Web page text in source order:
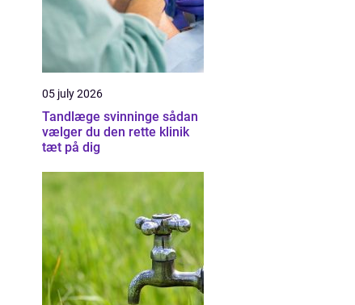
05 july 2026
Tandlæge svinninge sådan
vælger du den rette klinik
tæt på dig